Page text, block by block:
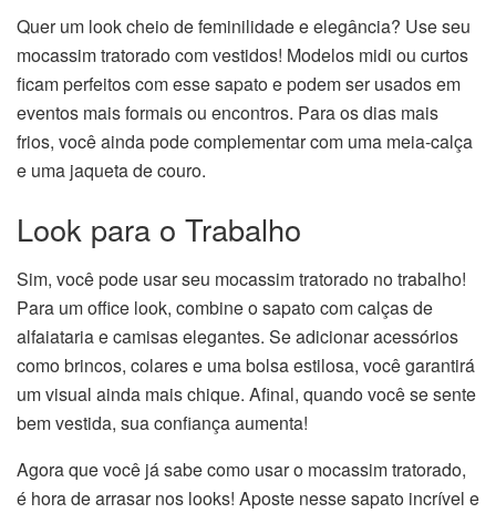
Quer um look cheio de feminilidade e elegância? Use seu
mocassim tratorado com vestidos! Modelos midi ou curtos
ficam perfeitos com esse sapato e podem ser usados em
eventos mais formais ou encontros. Para os dias mais
frios, você ainda pode complementar com uma meia-calça
e uma jaqueta de couro.
Look para o Trabalho
Sim, você pode usar seu mocassim tratorado no trabalho!
Para um office look, combine o sapato com calças de
alfaiataria e camisas elegantes. Se adicionar acessórios
como brincos, colares e uma bolsa estilosa, você garantirá
um visual ainda mais chique. Afinal, quando você se sente
bem vestida, sua confiança aumenta!
Agora que você já sabe como usar o mocassim tratorado,
é hora de arrasar nos looks! Aposte nesse sapato incrível e